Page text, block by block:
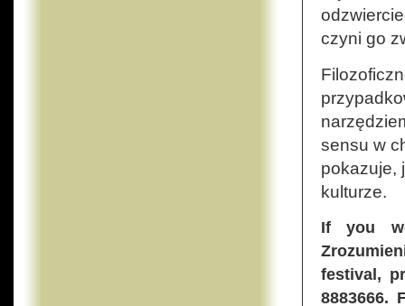
czyni go
sensu w
pokazuje,
kulturze.
If you
festival,
8883666.